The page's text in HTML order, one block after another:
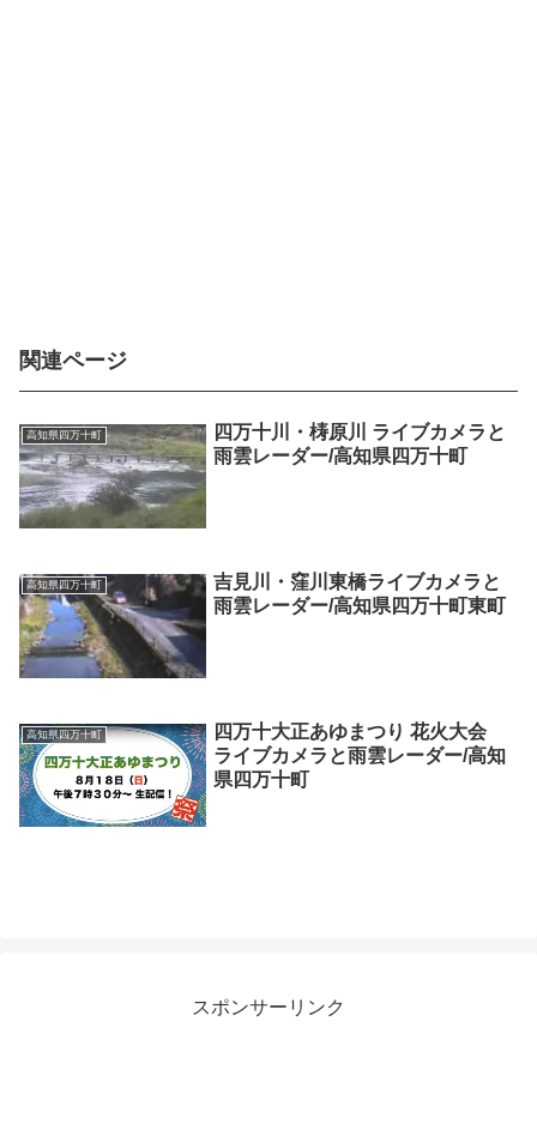
関連ページ
高知県四万十町
四万十川・梼原川 ライブカメラと
雨雲レーダー/高知県四万十町
高知県四万十町
吉見川・窪川東橋ライブカメラと
雨雲レーダー/高知県四万十町東町
高知県四万十町
四万十大正あゆまつり 花火大会
ライブカメラと雨雲レーダー/高知
県四万十町
スポンサーリンク